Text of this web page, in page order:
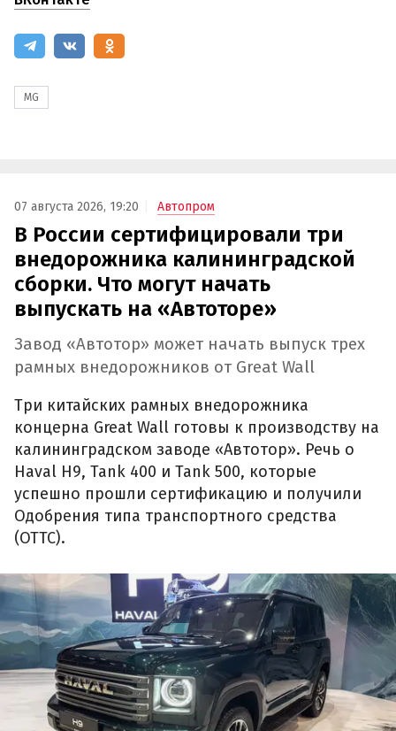
MG
07 августа 2026, 19:20 Автопром
В России сертифицировали три
внедорожника калининградской
сборки. Что могут начать
выпускать на «Автоторе»
Завод «Автотор» может начать выпуск трех
рамных внедорожников от Great Wall
Три китайских рамных внедорожника
концерна Great Wall готовы к производству на
калининградском заводе «Автотор». Речь о
Haval H9, Tank 400 и Tank 500, которые
успешно прошли сертификацию и получили
Одобрения типа транспортного средства
(ОТТС).